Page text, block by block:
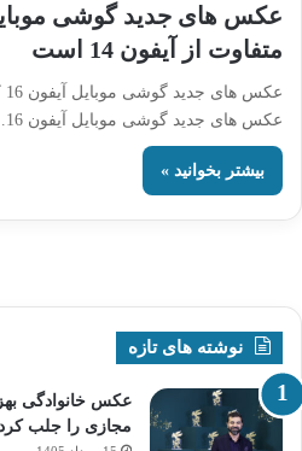
متفاوت از آیفون 14 است
عکس های جدید گوشی موبایل آیفون 16…
بیشتر بخوانید »
نوشته های تازه
عکس خانوادگی
مجازی را جلب